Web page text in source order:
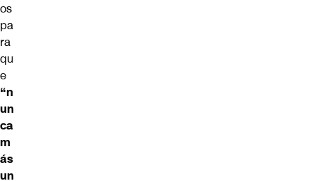
os
pa
ra
qu
e
“n
un
ca
m
ás
un